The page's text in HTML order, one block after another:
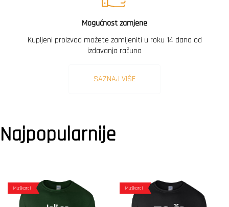
Mogućnost zamjene
Kupljeni proizvod možete zamijeniti u roku 14 dana od
izdavanja računa
SAZNAJ VIŠE
Najpopularnije
Muškarci Muškarci